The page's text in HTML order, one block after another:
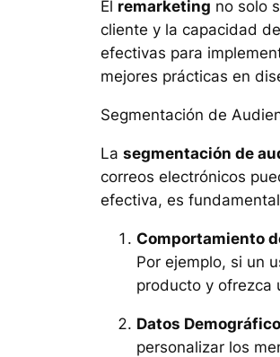
El remarketing no solo
cliente y la capacidad
efectivas para
mejores prácticas en
Segmentación de
La segmentación de
correos electrónicos
efectiva, es
Comportamiento
Por ejemplo, si un
producto y ofrezca
Datos
personalizar los